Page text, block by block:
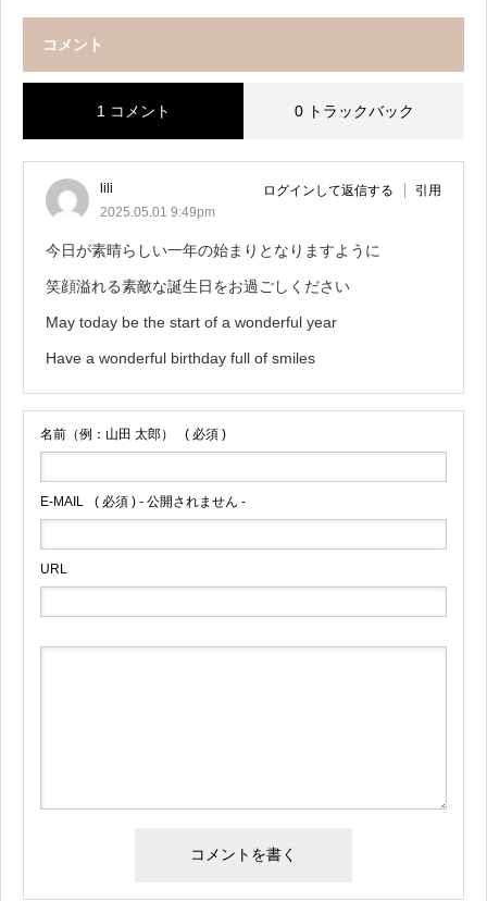
コメント
1 コメント 0 トラックバック
lili
2025.05.01 9:49pm
ログインして返信する 引用
今日が素晴らしい一年の始まりとなりますように
笑顔溢れる素敵な誕生日をお過ごしください
May today be the start of a wonderful year
Have a wonderful birthday full of smiles
名前（例：山田 太郎） ( 必須 )
E-MAIL ( 必須 ) - 公開されません -
URL